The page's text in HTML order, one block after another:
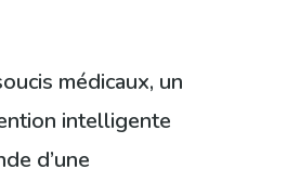
médicaux, un
intelligente
d’une